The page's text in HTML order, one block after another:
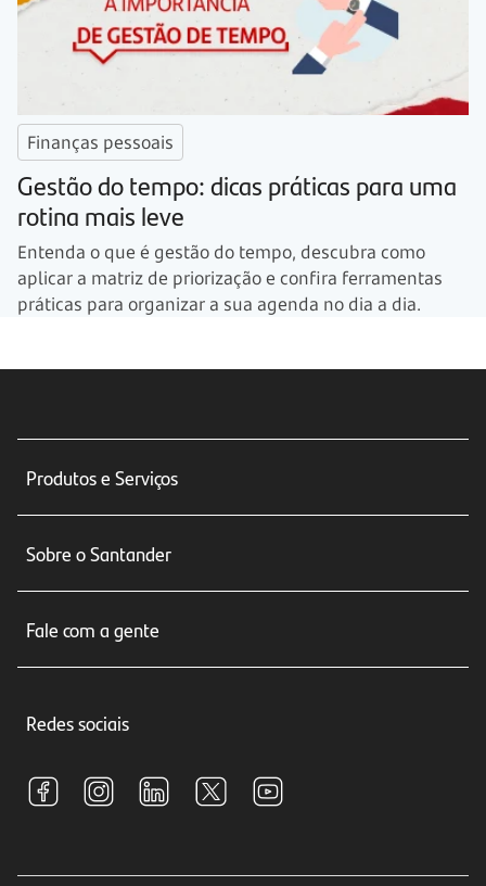
Finanças pessoais
Gestão do tempo: dicas práticas para uma
rotina mais leve
Entenda o que é gestão do tempo, descubra como
aplicar a matriz de priorização e confira ferramentas
práticas para organizar a sua agenda no dia a dia.
Produtos e Serviços
Seguros
Crédito e Financiamentos
Investimentos
Sobre o Santander
Relações com Investidores
Fale com a gente
Central de Renegociação
S.A.C
Encontre nossas agências
Redes sociais